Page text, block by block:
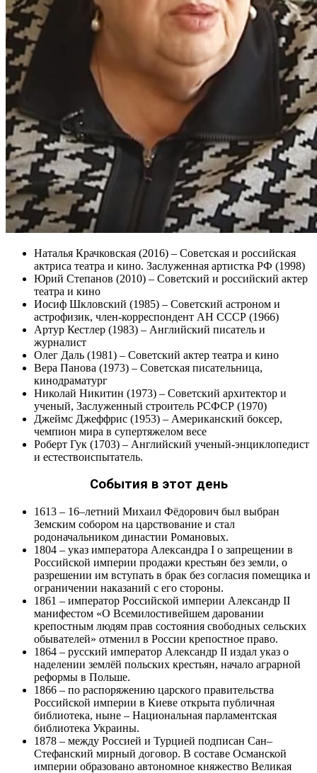
Наталья Крачковская (2016) – Советская и российская
актриса театра и кино. Заслуженная артистка РФ (1998)
Юрий Степанов (2010) – Советский и российский актер
театра и кино
Иосиф Шкловский (1985) – Советский астроном и
астрофизик, член-корреспондент АН СССР (1966)
Артур Кестлер (1983) – Английский писатель и
журналист
Олег Даль (1981) – Советский актер театра и кино
Вера Панова (1973) – Cоветская писательница,
кинодраматург
Николай Никитин (1973) – Советский архитектор и
ученый, Заслуженный строитель РСФСР (1970)
Джеймс Джеффрис (1953) – Американский боксер,
чемпион мира в супертяжелом весе
Роберт Гук (1703) – Английский ученый-энциклопедист
и естествоиспытатель.
События в этот день
1613 – 16–летний Михаил Фёдорович был выбран
Земским собором на царствование и стал
родоначальником династии Романовых.
1804 – указ императора Александра I о запрещении в
Российской империи продажи крестьян без земли, о
разрешении им вступать в брак без согласия помещика и
ограничении наказаний с его стороны.
1861 – император Российской империи Александр II
манифестом «О Всемилостивейшем даровании
крепостным людям прав состояния свободных сельских
обывателей» отменил в России крепостное право.
1864 – русский император Александр II издал указ о
наделении землёй польских крестьян, начало аграрной
реформы в Польше.
1866 – по распоряжению царского правительства
Российской империи в Киеве открыта публичная
библиотека, ныне – Национальная парламентская
библиотека Украины.
1878 – между Россией и Турцией подписан Сан–
Стефанский мирный договор. В составе Османской
империи образовано автономное княжество Великая